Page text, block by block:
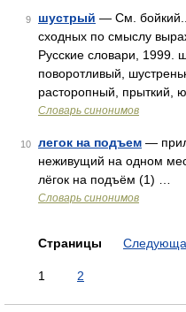
9 шустрый — См.
сходных по смыслу
Русские словари, 1999.
поворотливый,
расторопный, прыткий,
Словарь синонимов
10 легок на подъем —
неживущий на одном
лёгок на подъём (1) …
Словарь синонимов
Страницы
1 2